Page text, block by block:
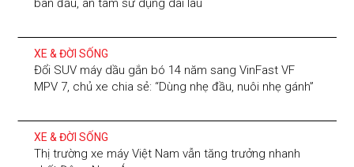
XE & ĐỜI SỐNG
Đổi SUV máy dầu gắn bó 14 năm sang VinFast VF
MPV 7, chủ xe chia sẻ: “Dùng nhẹ đầu, nuôi nhẹ gánh”
XE & ĐỜI SỐNG
Thị trường xe máy Việt Nam vẫn tăng trưởng nhanh